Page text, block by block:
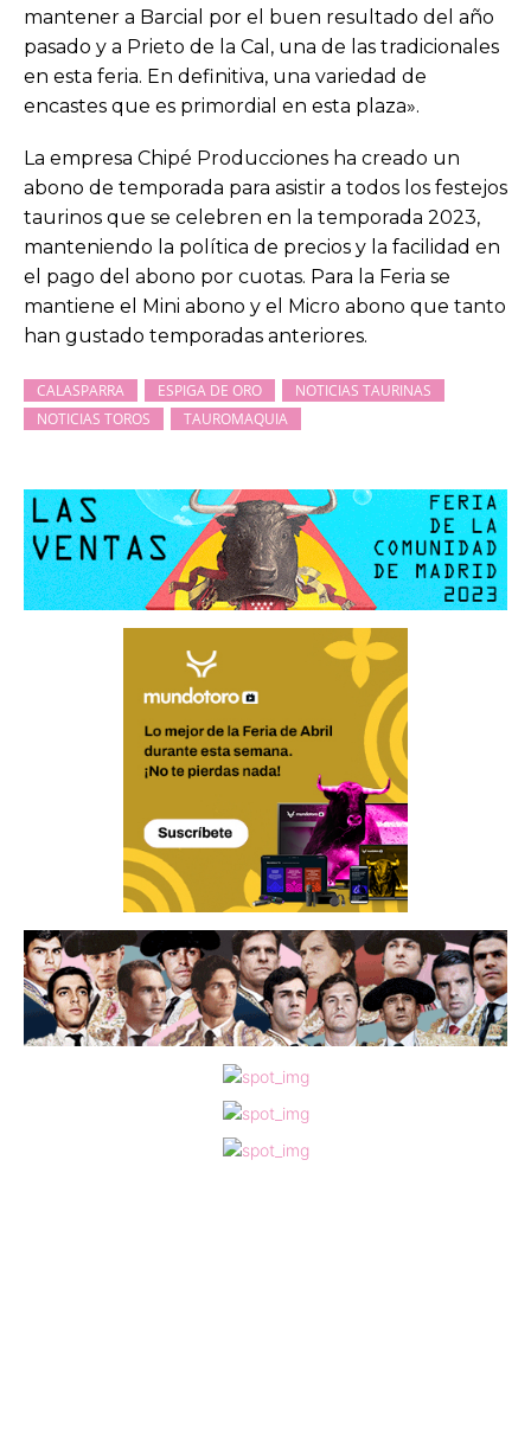
mantener a Barcial por el buen resultado del año
pasado y a Prieto de la Cal, una de las tradicionales
en esta feria. En definitiva, una variedad de
encastes que es primordial en esta plaza».
La empresa Chipé Producciones ha creado un
abono de temporada para asistir a todos los festejos
taurinos que se celebren en la temporada 2023,
manteniendo la política de precios y la facilidad en
el pago del abono por cuotas. Para la Feria se
mantiene el Mini abono y el Micro abono que tanto
han gustado temporadas anteriores.
CALASPARRA ESPIGA DE ORO
NOTICIAS TAURINAS
NOTICIAS TOROS
TAUROMAQUIA